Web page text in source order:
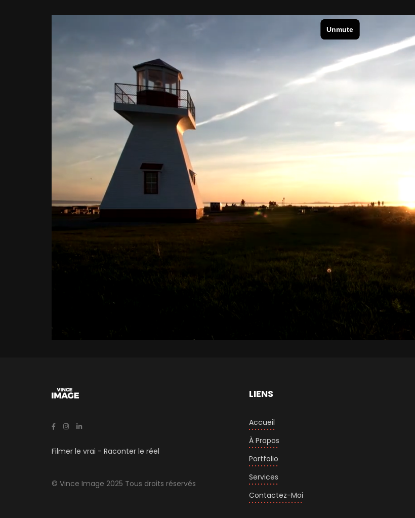
Filmer le vrai - Raconter le réel
© Vince Image 2025 Tous droits réservés
LIENS
Accueil
À Propos
Portfolio
Services
Contactez-Moi